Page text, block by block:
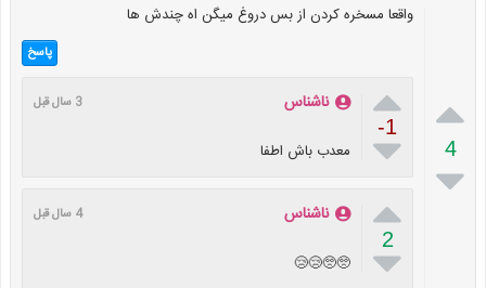

4

واقعا مسخره کردن از بس دروغ میگن اه چندش ها
پاسخ

-1

ناشناس 3 سال قبل
معدب باش اطفا

2

ناشناس 4 سال قبل
🥺🥺😢😢